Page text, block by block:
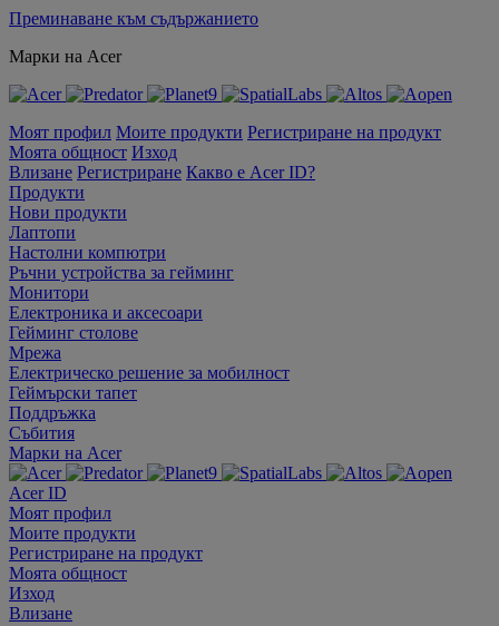
Преминаване към съдържанието
Марки на Acer
Моят профил Моите продукти Регистриране на продукт
Моята общност Изход
Влизане Регистриране Какво е Acer ID?
Продукти
Нови продукти
Лаптопи
Настолни компютри
Ръчни устройства за гейминг
Монитори
Електроника и аксесоари
Гейминг столове
Мрежа
Електрическо решение за мобилност
Геймърски тапет
Поддръжка
Събития
Марки на Acer
Acer ID
Моят профил
Моите продукти
Регистриране на продукт
Моята общност
Изход
Влизане